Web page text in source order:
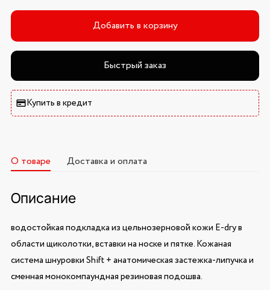
Добавить в корзину
Быстрый заказ
Купить в кредит
О товаре Доставка и оплата
Описание
водостойкая подкладка из цельнозерновой кожи E-dry в
области щиколотки, вставки на носке и пятке. Кожаная
система шнуровки Shift + анатомическая застежка-липучка и
сменная монокомпаундная резиновая подошва.